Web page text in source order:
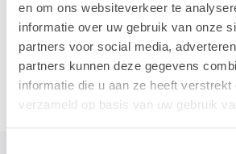
en om ons websiteverkeer te
informatie over uw gebruik van onze
partners voor social media,
partners kunnen deze gegevens
informatie die u aan ze heeft verstrekt
verzameld op basis van uw gebruik
Accessoires